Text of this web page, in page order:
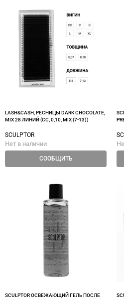
LASH&CASH, РЕСНИЦЫ DARK CHOCOLATE,
MIX 28 ЛИНИЙ (CC, 0,10, MIX (7-13))
SCULPTOR
Нет в наличии
СООБЩИТЬ
SCULPTOR ОСВЕЖАЮЩИЙ ГЕЛЬ ПОСЛЕ